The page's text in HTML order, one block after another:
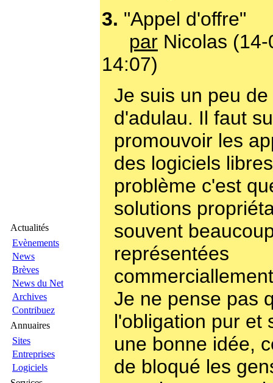
Actualités
Evènements
News
Brèves
News du Net
Archives
Contribuez
Annuaires
Sites
Entreprises
Logiciels
3. "Appel d'offre"
par Nicolas
14:07)
Je suis un peu de
d'adulau. Il faut
promouvoir les
des logiciels
problème c'est
solutions
souvent
représentées
Je ne pense pas
l'obligation pur et
une bonne idée,
de bloqué les